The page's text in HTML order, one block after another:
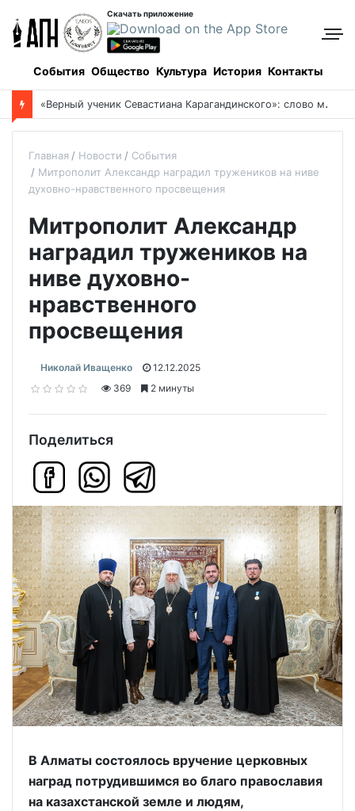
Скачать приложение
События Общество Культура История Контакты
«Верный ученик Севастиана Карагандинского»: слово митрополита Александра о почившем схиархимандрите Пахомии
Главная Новости
События
Митрополит Александр наградил тружеников на ниве
духовно-нравственного просвещения
Митрополит Александр
наградил тружеников на
ниве духовно-
нравственного
просвещения
Николай Иващенко
12.12.2025
369
2 минуты
Поделиться
В Алматы состоялось вручение церковных
наград потрудившимся во благо православия
на казахстанской земле и людям,